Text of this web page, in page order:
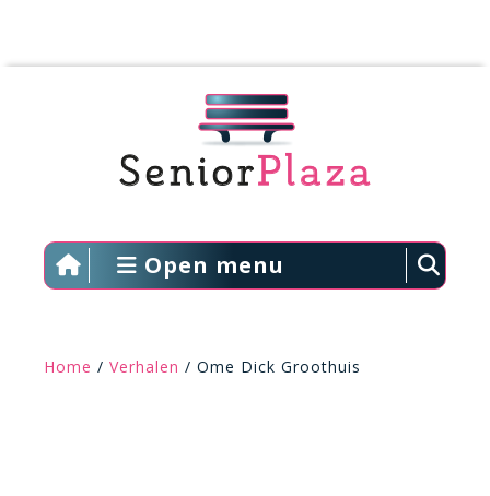
Open menu
Home / Verhalen / Ome Dick Groothuis